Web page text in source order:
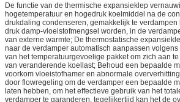
De functie van de thermische expansieklep
hogetemperatuur en hogedruk koelmiddel na de
drukdaling condenseren, gemakkelijk te
druk damp-vloeistofmengsel worden, in de
van externe warmte; De thermostatische
naar de verdamper automatisch aanpassen
van het temperatuurgevoelige pakket om zich aan
van veranderende koellast; Behoud een bepaalde
voorkom vloeistofhamer en abnormale
door flowregeling om de verdamper een bepaalde
laten hebben, om het effectieve gebruik van het
verdamper te garanderen, tegelijkertijd kan het de